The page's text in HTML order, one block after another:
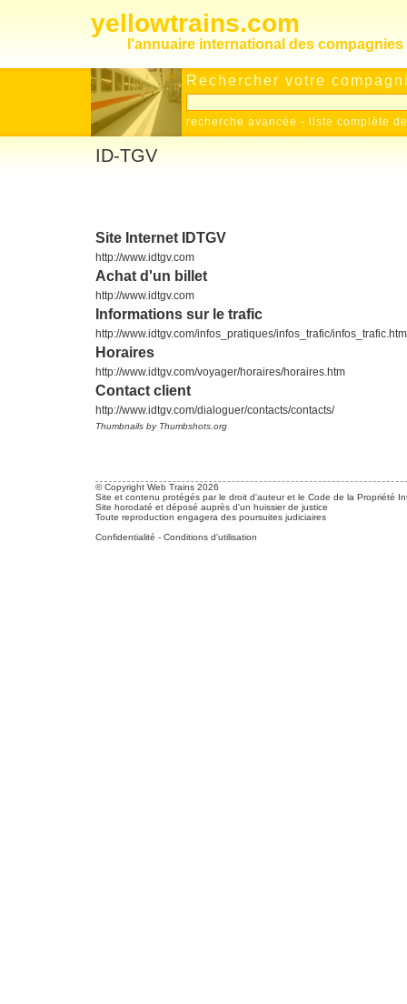
yellowtrains.com
l'annuaire international des
Rechercher votre
recherche avancée - liste complète
ID-TGV
Site Internet IDTGV
http://www.idtgv.com
Achat d'un billet
http://www.idtgv.com
Informations sur le trafic
http://www.idtgv.com/infos_pratiques/infos_trafic/infos_trafic.htm
Horaires
http://www.idtgv.com/voyager/horaires/horaires.htm
Contact client
http://www.idtgv.com/dialoguer/contacts/contacts/
Thumbnails by Thumbshots.org
© Copyright Web Trains 2026
Site et contenu protégés par le droit d'auteur et le Code de la Propriété
Site horodaté et déposé auprès d'un huissier de justice
Toute reproduction engagera des poursuites judiciaires
Confidentialité - Conditions d'utilisation